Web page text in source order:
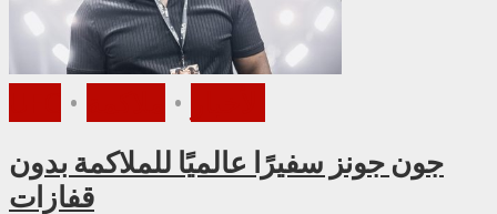
• •
جون جونز سفيرًا عالميًا للملاكمة بدون
قفازات